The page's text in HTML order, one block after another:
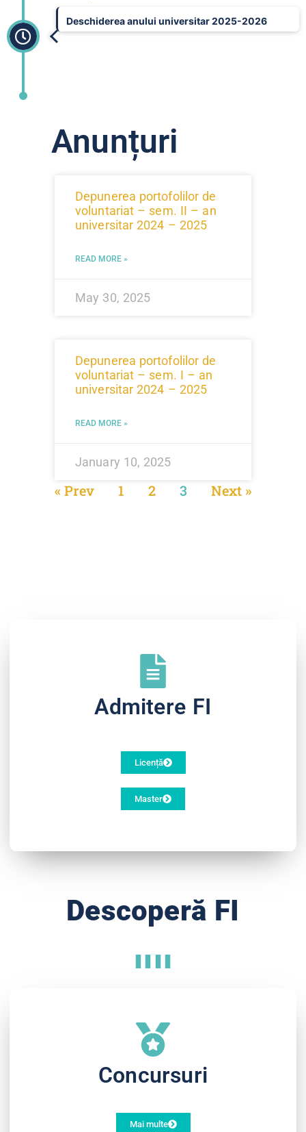
Deschiderea anului universitar 2025-2026
Anunțuri
Depunerea portofolilor de
voluntariat – sem. II – an
universitar 2024 – 2025
READ MORE »
May 30, 2025
Depunerea portofolilor de
voluntariat – sem. I – an
universitar 2024 – 2025
READ MORE »
January 10, 2025
« Prev 1 2 3 Next »
Admitere FI
Licență
Master
Descoperă FI
Concursuri
Mai multe